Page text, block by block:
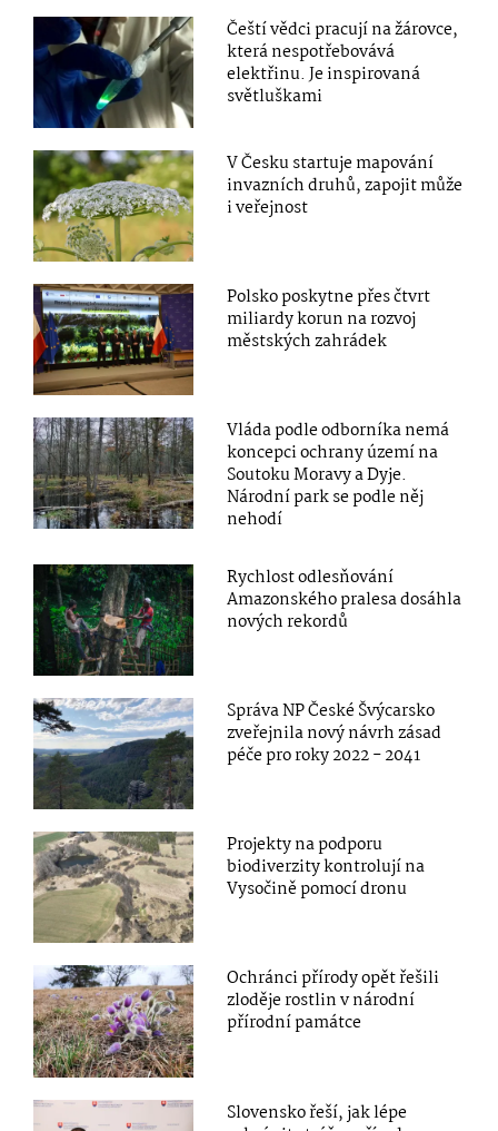
Čeští vědci pracují na žárovce,
která nespotřebovává
elektřinu. Je inspirovaná
světluškami
V Česku startuje mapování
invazních druhů, zapojit může
i veřejnost
Polsko poskytne přes čtvrt
miliardy korun na rozvoj
městských zahrádek
Vláda podle odborníka nemá
koncepci ochrany území na
Soutoku Moravy a Dyje.
Národní park se podle něj
nehodí
Rychlost odlesňování
Amazonského pralesa dosáhla
nových rekordů
Správa NP České Švýcarsko
zveřejnila nový návrh zásad
péče pro roky 2022 - 2041
Projekty na podporu
biodiverzity kontrolují na
Vysočině pomocí dronu
Ochránci přírody opět řešili
zloděje rostlin v národní
přírodní památce
Slovensko řeší, jak lépe